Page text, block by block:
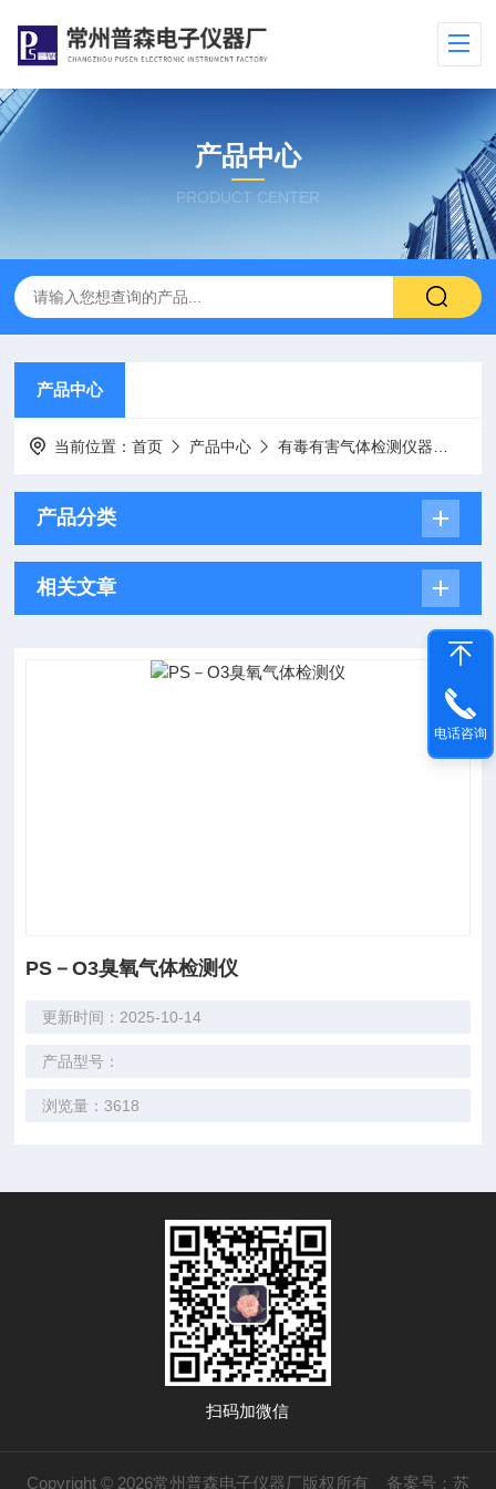
产品中心
PRODUCT CENTER
产品中心
当前位置：首页 产品中心 有毒有害气体检测仪器
产品分类
相关文章
PS－O3臭氧气体检测仪
更新时间：2025-10-14
产品型号：
浏览量：3618
扫码加微信
Copyright © 2026常州普森电子仪器厂版权所有 备案号：苏
电话咨询